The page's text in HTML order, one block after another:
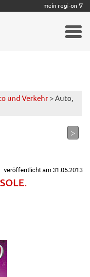
und Verkehr > Auto,
>
veröffentlicht am 31.05.2013
mein regi-on ∇